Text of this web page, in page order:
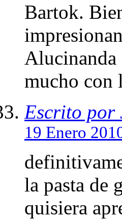
Bartok.
Alucinanda
mucho con
Escrito por
19 Enero
la pasta de
quisiera